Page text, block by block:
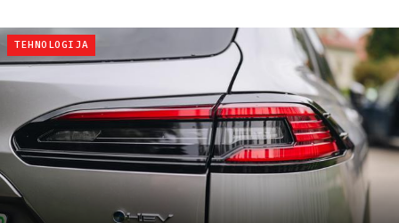
TEHNOLOGIJA